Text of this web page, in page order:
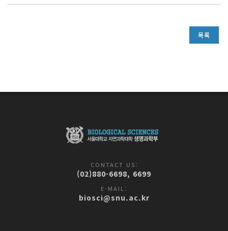
목록
CONTACT US:
(02)880-6698, 6699
E-MAIL:
biosci@snu.ac.kr